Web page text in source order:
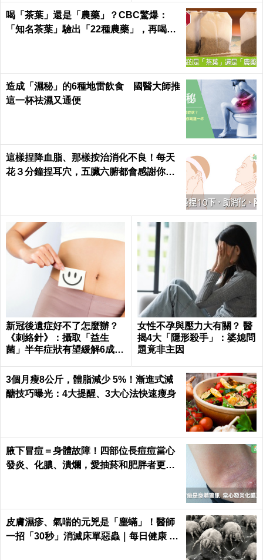
喝「茶葉」還是「農藥」？CBC驚爆：
「知名茶葉」驗出「22種農藥」，再喝癌
造成「濕秘」的6種地雷飲食 國醫大師推
這一杯祛濕又通便
這樣捏降血脂、那樣按治消化不良！每天
花３分鐘捏耳穴，五臟六腑都會感謝你｜
新冠後遺症好不了怎麼辦？
《刺絡針》：攝取「益生
菌」半年症狀有望緩解6成以
女性不孕與壓力大有關？ 醫
揭4大「隱形殺手」：婆媳問
題竟非主因
3個月瘦8公斤，體脂減少 5%！漸進式減
醣技巧曝光：4大提醒、3大心法快速瘦身
腋下冒痘＝身體故障！四部位長痘痘當心
發炎、化膿、潰爛，愛抽菸和肥胖者更要
皮膚濕疹、氣喘的元兇是「塵蟎」！醫師
一招「30秒」消滅床單惡蟲｜每日健康 H